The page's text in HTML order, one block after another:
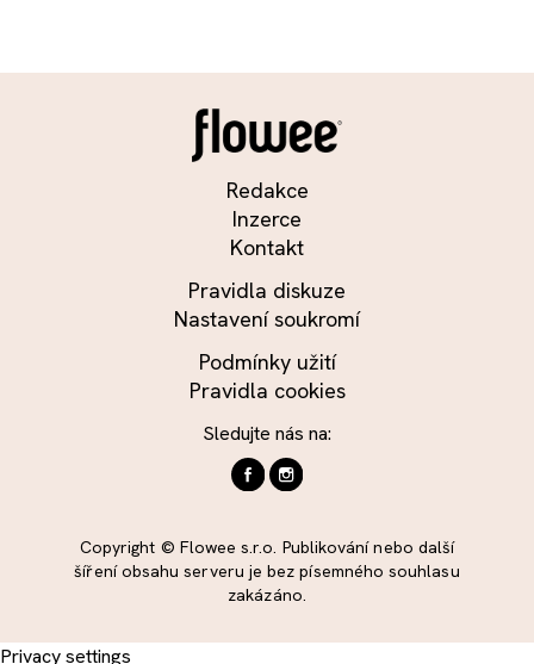
Redakce
Inzerce
Kontakt
Pravidla diskuze
Nastavení soukromí
Podmínky užití
Pravidla cookies
Sledujte nás na:
Copyright © Flowee s.r.o. Publikování nebo další
šíření obsahu serveru je bez písemného souhlasu
zakázáno.
Privacy settings